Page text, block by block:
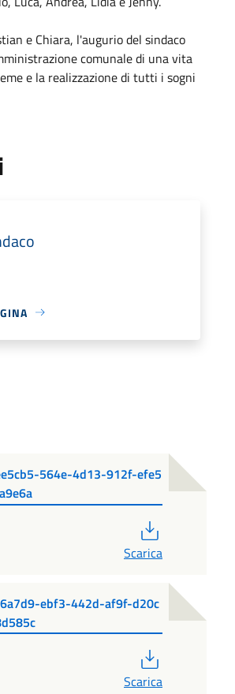
e Chiara, l'augurio del sindaco
comunale di una vita
e la realizzazione di tutti i sogni
564e-4d13-912f-efe5
Scarica
ebf3-442d-af9f-d20c
Scarica